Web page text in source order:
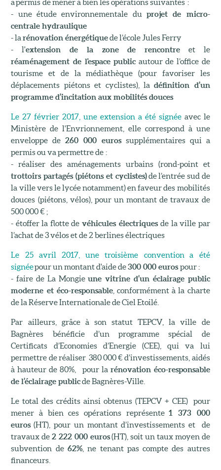
a permis de mener à bien les opérations suivantes :
- une étude environnementale du projet de micro-
centrale hydraulique
- larénovation énergétiquede l’école Jules Ferry
- l'extension de la zone de rencontre et le
réaménagement de l'espace public autour de l’office de
tourisme et de la médiathèque (pour favoriser les
déplacements piétons et cyclistes), ladéfinition d’un
programme d’incitation aux mobilités douces
Le 27 février 2017, une extension a été signéeavec le
Ministère de l'Envrionnement, elle correspond à une
enveloppe de260 000 eurossupplémentaires qui a
permis ou va permettre de :
- réaliser des aménagements urbains (rond-point et
trottoirs partagés (piétons et cyclistes)de l’entrée sud de
la ville vers le lycée notamment) en faveur des mobilités
douces (piétons, vélos), pour un montant de travaux de
500 000 € ;
- étoffer la flotte de véhicules électriquesde la ville par
l’achat de 3 vélos et de 2 berlines électriques
Le 25 avril 2017, une troisième convention a été
signéepour un montant d'aide de300 000 eurospour :
- faire de La Mongieune vitrine d’un éclairage public
moderne et éco-responsable, conformément à la charte
de la Réserve Internationale de Ciel Etoilé.
Par ailleurs, grâce à son statut TEPCV, la ville de
Bagnères bénéficie d’un programme spécial de
Certificats d’Economies d’Energie (CEE), qui va lui
permettre de réaliser 380 000 € d’investissements, aidés
à hauteur de 80%, pour la rénovation éco-responsable
de l’éclairage publicde Bagnères-Ville.
Le total des crédits ainsi obtenus (TEPCV + CEE) pour
mener à bien ces opérations représente1 373 000
euros(HT), pour un montant d’investissements et de
travaux de2 222 000 euros(HT), soit un taux moyen de
subvention de 62%, ne tenant pas compte des autres
financeurs.